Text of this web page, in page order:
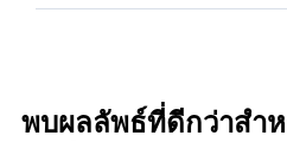
พบผลลัพธ์ที่ดีกว่าสำ